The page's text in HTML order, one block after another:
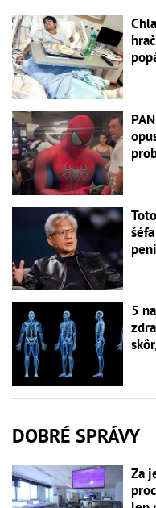
5
DOBRÉ SPRÁVY
Za